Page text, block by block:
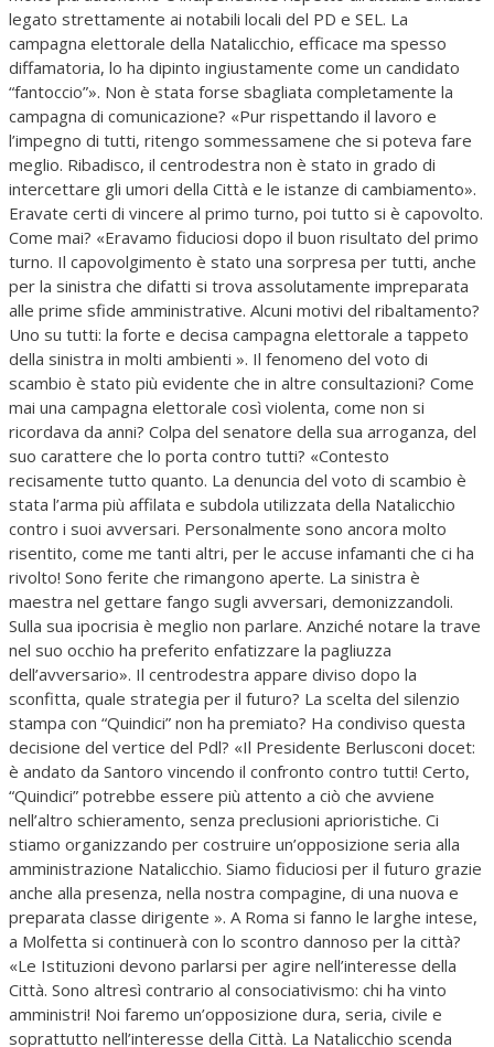
legato strettamente ai notabili locali del PD e SEL. La
campagna elettorale della Natalicchio, efficace ma spesso
diffamatoria, lo ha dipinto ingiustamente come un candidato
“fantoccio”». Non è stata forse sbagliata completamente la
campagna di comunicazione? «Pur rispettando il lavoro e
l’impegno di tutti, ritengo sommessamene che si poteva fare
meglio. Ribadisco, il centrodestra non è stato in grado di
intercettare gli umori della Città e le istanze di cambiamento».
Eravate certi di vincere al primo turno, poi tutto si è capovolto.
Come mai? «Eravamo fiduciosi dopo il buon risultato del primo
turno. Il capovolgimento è stato una sorpresa per tutti, anche
per la sinistra che difatti si trova assolutamente impreparata
alle prime sfide amministrative. Alcuni motivi del ribaltamento?
Uno su tutti: la forte e decisa campagna elettorale a tappeto
della sinistra in molti ambienti ». Il fenomeno del voto di
scambio è stato più evidente che in altre consultazioni? Come
mai una campagna elettorale così violenta, come non si
ricordava da anni? Colpa del senatore della sua arroganza, del
suo carattere che lo porta contro tutti? «Contesto
recisamente tutto quanto. La denuncia del voto di scambio è
stata l’arma più affilata e subdola utilizzata della Natalicchio
contro i suoi avversari. Personalmente sono ancora molto
risentito, come me tanti altri, per le accuse infamanti che ci ha
rivolto! Sono ferite che rimangono aperte. La sinistra è
maestra nel gettare fango sugli avversari, demonizzandoli.
Sulla sua ipocrisia è meglio non parlare. Anziché notare la trave
nel suo occhio ha preferito enfatizzare la pagliuzza
dell’avversario». Il centrodestra appare diviso dopo la
sconfitta, quale strategia per il futuro? La scelta del silenzio
stampa con “Quindici” non ha premiato? Ha condiviso questa
decisione del vertice del Pdl? «Il Presidente Berlusconi docet:
è andato da Santoro vincendo il confronto contro tutti! Certo,
“Quindici” potrebbe essere più attento a ciò che avviene
nell’altro schieramento, senza preclusioni aprioristiche. Ci
stiamo organizzando per costruire un’opposizione seria alla
amministrazione Natalicchio. Siamo fiduciosi per il futuro grazie
anche alla presenza, nella nostra compagine, di una nuova e
preparata classe dirigente ». A Roma si fanno le larghe intese,
a Molfetta si continuerà con lo scontro dannoso per la città?
«Le Istituzioni devono parlarsi per agire nell’interesse della
Città. Sono altresì contrario al consociativismo: chi ha vinto
amministri! Noi faremo un’opposizione dura, seria, civile e
soprattutto nell’interesse della Città. La Natalicchio scenda